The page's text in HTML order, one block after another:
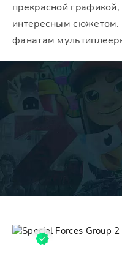
прекрасной
интересным сюжетом.
фанатам